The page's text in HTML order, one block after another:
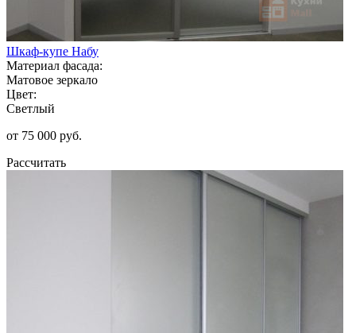
Шкаф-купе Набу
Материал фасада:
Матовое зеркало
Цвет:
Светлый
от 75 000 руб.
Рассчитать